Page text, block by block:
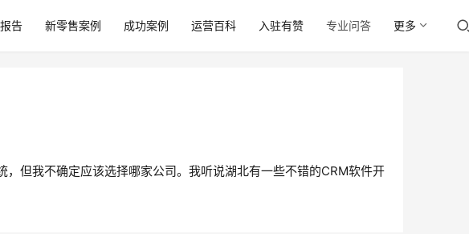
告 新零售案例 成功案例 运营百科 入驻有赞 专业问答 更多
但我不确定应该选择哪家公司。我听说湖北有一些不错的CRM软件开